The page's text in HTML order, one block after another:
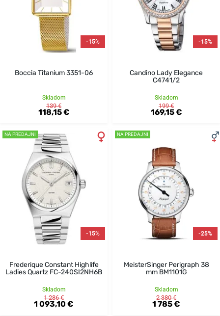
-15%
Boccia Titanium 3351-06
Skladom
139 €
118,15 €
-15%
Candino Lady Elegance
C4741/2
Skladom
199 €
169,15 €
NA PREDAJNI
-15%
Frederique Constant Highlife
Ladies Quartz FC-240SI2NH6B
Skladom
1 286 €
1 093,10 €
NA PREDAJNI
-25%
MeisterSinger Perigraph 38
mm BM1101G
Skladom
2 380 €
1 785 €